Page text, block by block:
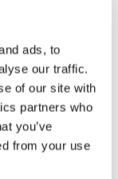
ads, to
our traffic.
of our site with
partners who
you’ve
from your use
naprav in